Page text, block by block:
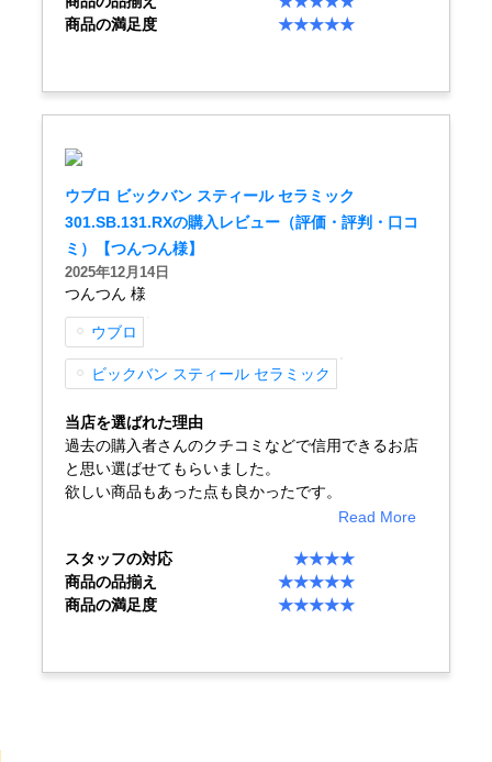
English 简体中文
ภาษาไทย
商品の満足度
★★★★★
ウブロ ビックバン スティール セラミック
301.SB.131.RXの購入レビュー（評価・評判・口コ
ミ）【つんつん様】
2025年12月14日
つんつん 様
ウブロ
ビックバン スティール セラミック
当店を選ばれた理由
過去の購入者さんのクチコミなどで信用できるお店
と思い選ばせてもらいました。
欲しい商品もあった点も良かったです。
Read More
スタッフの対応
★★★★
商品の品揃え
★★★★★
商品の満足度
★★★★★